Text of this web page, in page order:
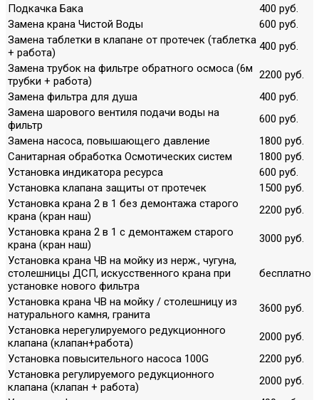
Подкачка Бака
400 руб.
Замена крана Чистой Воды
600 руб.
Замена таблетки в клапане от протечек (таблетка
+ работа)
400 руб.
Замена трубок на фильтре обратного осмоса (6м
трубки + работа)
2200 руб.
Замена фильтра для душа
400 руб.
Замена шарового вентиля подачи воды на
фильтр
600 руб.
Замена насоса, повышающего давление
1800 руб.
Санитарная обработка Осмотических систем
1800 руб.
Установка индикатора ресурса
600 руб.
Установка клапана защиты от протечек
1500 руб.
Установка крана 2 в 1 без демонтажа старого
крана (кран наш)
2200 руб.
Установка крана 2 в 1 с демонтажем старого
крана (кран наш)
3000 руб.
Установка крана ЧВ на мойку из нерж., чугуна,
столешницы ДСП, искусственного крана при
установке нового фильтра
бесплатно
Установка крана ЧВ на мойку / столешницу из
натурального камня, гранита
3600 руб.
Установка нерегулируемого редукционного
клапана (клапан+работа)
2000 руб.
Установка повысительного насоса 100G
2200 руб.
Установка регулируемого редукционного
клапана (клапан + работа)
2000 руб.